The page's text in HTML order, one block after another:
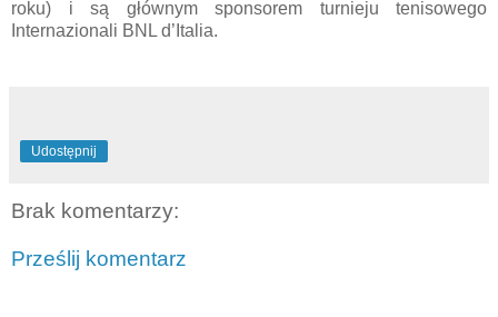
roku) i są głównym sponsorem turnieju tenisowego
Internazionali BNL d’Italia.
Udostępnij
Brak komentarzy:
Prześlij komentarz